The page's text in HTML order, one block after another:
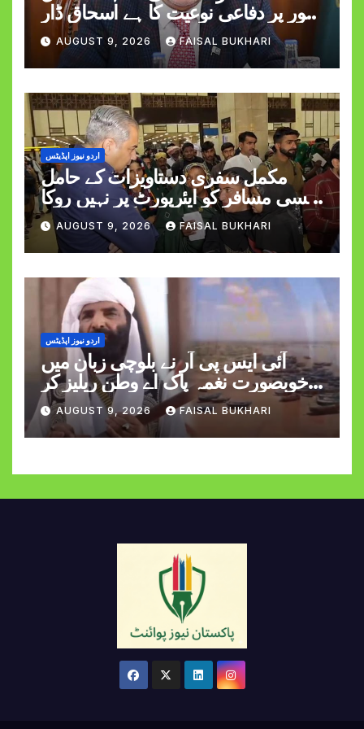
طور پر دفاعی نوعیت کا ہے اسحاق ڈار
کی وضاحت
AUGUST 9, 2026 FAISAL BUKHARI
اردو نیوز اپڈیٹس
مکمل سفری دستاویزات کے حامل
کسی مسافر کو ایئرپورٹ پر نہیں روکا
جائے گا وزیر داخلہ
AUGUST 9, 2026 FAISAL BUKHARI
اردو نیوز اپڈیٹس
آئی ایس پی آر نے بلوچی زبان میں
خوبصورت نغمہ پاک اے وطن ریلیز کر
دیاAUGUST 9, 2026 FAISAL BUKHARI